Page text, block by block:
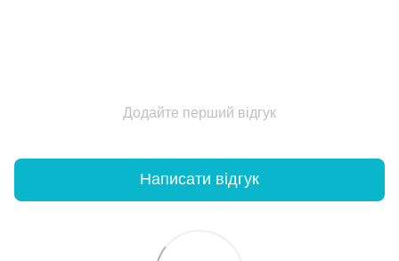
Додайте перший відгук
Написати відгук